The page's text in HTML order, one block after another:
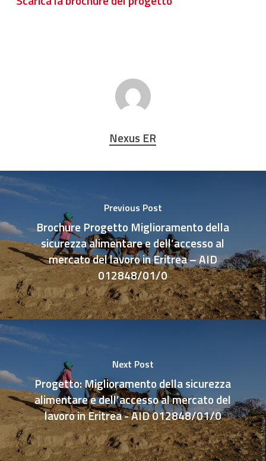
Nexus ER
Previous Post
Brochure Progetto Miglioramento della
sicurezza alimentare e dell’accesso al
mercato del lavoro in Eritrea – AID
012848/01/0
Next Post
Progetto: Miglioramento della sicurezza
alimentare e dell’accesso al mercato del
lavoro in Eritrea - AID 012848/01/0